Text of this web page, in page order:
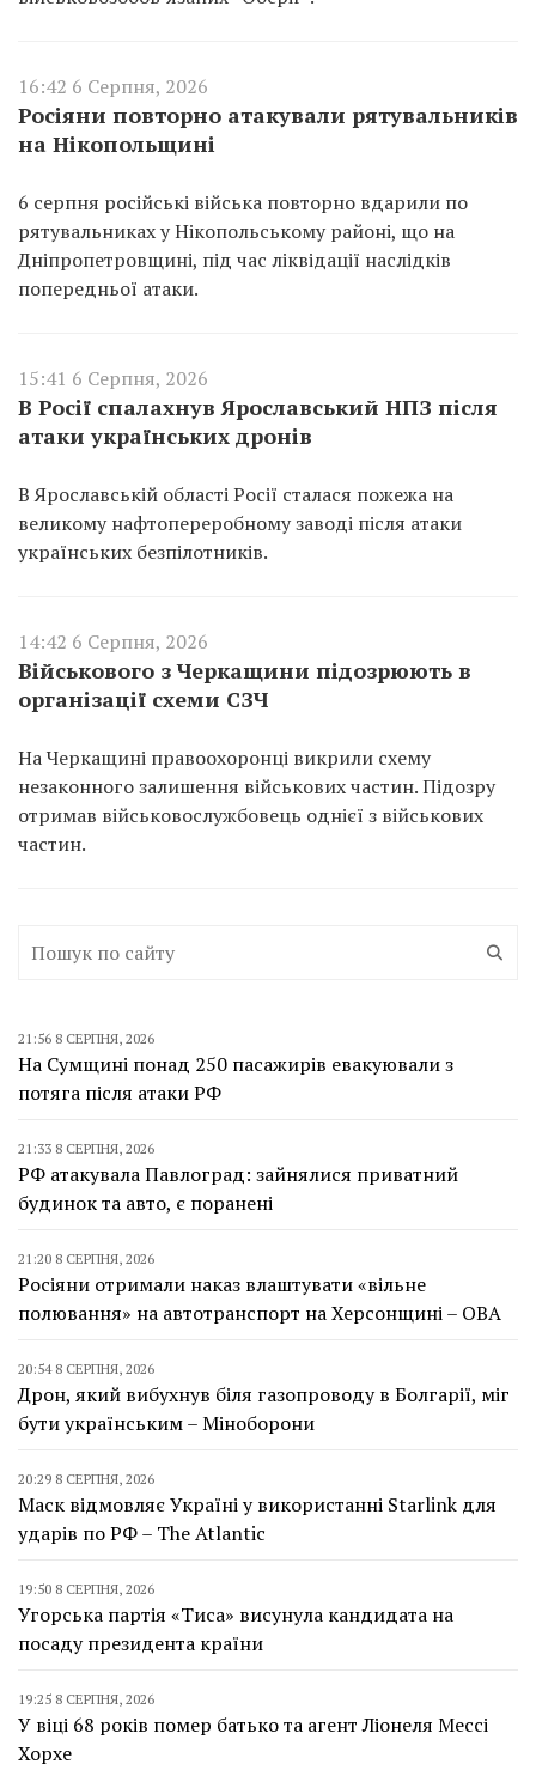
16:42 6 Серпня, 2026
Росіяни повторно атакували рятувальників
на Нікопольщині
6 серпня російські війська повторно вдарили по
рятувальниках у Нікопольському районі, що на
Дніпропетровщині, під час ліквідації наслідків
попередньої атаки.
15:41 6 Серпня, 2026
В Росії спалахнув Ярославський НПЗ після
атаки українських дронів
В Ярославській області Росії сталася пожежа на
великому нафтопереробному заводі після атаки
українських безпілотників.
14:42 6 Серпня, 2026
Військового з Черкащини підозрюють в
організації схеми СЗЧ
На Черкащині правоохоронці викрили схему
незаконного залишення військових частин. Підозру
отримав військовослужбовець однієї з військових
частин.
21:56 8 СЕРПНЯ, 2026
На Сумщині понад 250 пасажирів евакуювали з
потяга після атаки РФ
21:33 8 СЕРПНЯ, 2026
РФ атакувала Павлоград: зайнялися приватний
будинок та авто, є поранені
21:20 8 СЕРПНЯ, 2026
Росіяни отримали наказ влаштувати «вільне
полювання» на автотранспорт на Херсонщині – ОВА
20:54 8 СЕРПНЯ, 2026
Дрон, який вибухнув біля газопроводу в Болгарії, міг
бути українським – Міноборони
20:29 8 СЕРПНЯ, 2026
Маск відмовляє Україні у використанні Starlink для
ударів по РФ – The Atlantic
19:50 8 СЕРПНЯ, 2026
Угорська партія «Тиса» висунула кандидата на
посаду президента країни
19:25 8 СЕРПНЯ, 2026
У віці 68 років помер батько та агент Ліонеля Мессі
Хорхе